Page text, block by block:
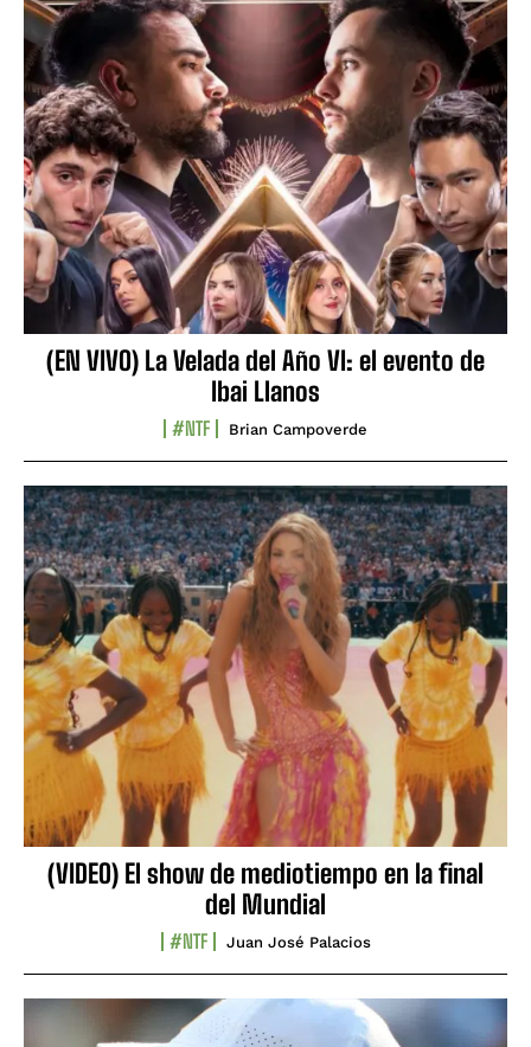
(EN VIVO) La Velada del Año VI: el evento de
Ibai Llanos
#NTF Brian Campoverde
(VIDEO) El show de mediotiempo en la final
del Mundial
#NTF Juan José Palacios